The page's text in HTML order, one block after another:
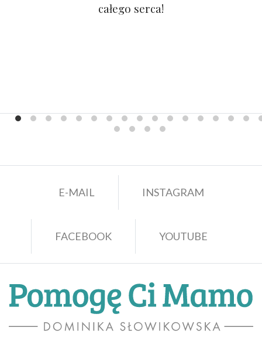
całego serca!
E-MAIL INSTAGRAM
FACEBOOK YOUTUBE